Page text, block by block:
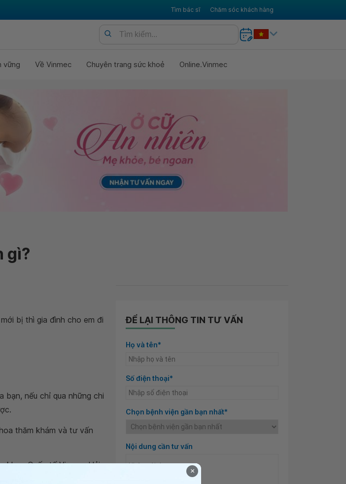
Tìm bác sĩ Chăm sóc khách hàng
vững Về Vinmec Chuyên trang sức khoẻ Online.Vinmec
gì?
bị thì gia đình cho em đi
bạn, nếu chỉ qua những chi
thăm khám và tư vấn
khoa Quốc tế Vinmec Hải
ĐỂ LẠI THÔNG TIN TƯ VẤN
Họ và tên*
Số điện thoại*
Chọn bệnh viện gần bạn nhất*
Nội dung cần tư vấn
×